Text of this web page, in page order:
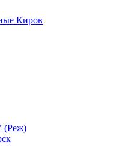
Киров
(Реж)